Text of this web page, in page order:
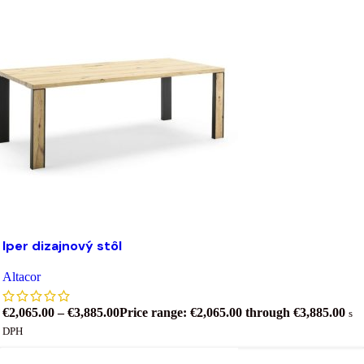
na stránke produktu.
Iper dizajnový stôl
Altacor
€2,065.00 – €3,885.00Price range: €2,065.00 through €3,885.00 s
DPH